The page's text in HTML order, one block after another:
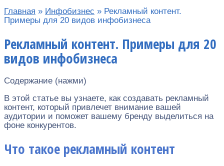
Главная » Инфобизнес » Рекламный контент.
Примеры для 20 видов инфобизнеса
Рекламный контент. Примеры для 20
видов инфобизнеса
Содержание (нажми)
В этой статье вы узнаете, как создавать рекламный
контент, который привлечет внимание вашей
аудитории и поможет вашему бренду выделиться на
фоне конкурентов.
Что такое рекламный контент